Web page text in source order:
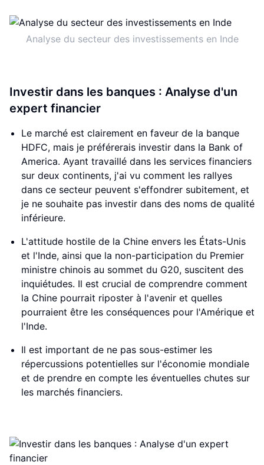
Analyse du secteur des investissements en Inde
Investir dans les banques : Analyse d'un
expert financier
Le marché est clairement en faveur de la banque
HDFC, mais je préférerais investir dans la Bank of
America. Ayant travaillé dans les services financiers
sur deux continents, j'ai vu comment les rallyes
dans ce secteur peuvent s'effondrer subitement, et
je ne souhaite pas investir dans des noms de qualité
inférieure.
L'attitude hostile de la Chine envers les États-Unis
et l'Inde, ainsi que la non-participation du Premier
ministre chinois au sommet du G20, suscitent des
inquiétudes. Il est crucial de comprendre comment
la Chine pourrait riposter à l'avenir et quelles
pourraient être les conséquences pour l'Amérique et
l'Inde.
Il est important de ne pas sous-estimer les
répercussions potentielles sur l'économie mondiale
et de prendre en compte les éventuelles chutes sur
les marchés financiers.